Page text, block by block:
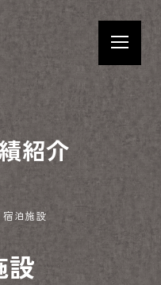
紹介
宿泊施設
設